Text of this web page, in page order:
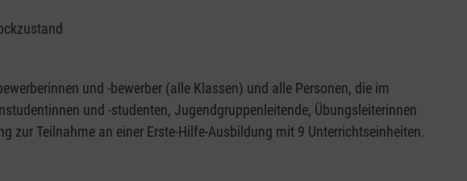
und -bewerber (alle Klassen) und alle Personen, die im
und -studenten, Jugendgruppenleitende, Übungsleiterinnen
zur Teilnahme an einer Erste-Hilfe-Ausbildung mit 9 Unterrichtseinheiten.